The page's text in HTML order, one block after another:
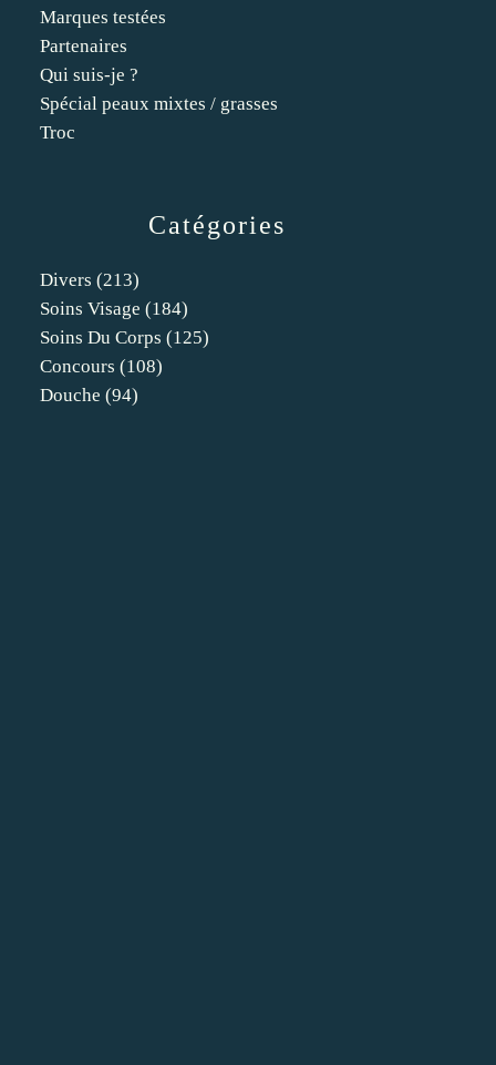
Catégories
Divers (213)
Soins Visage (184)
Soins Du Corps (125)
Concours (108)
Douche (94)
Marques testées
Partenaires
Qui suis-je ?
Spécial peaux mixtes / grasses
Troc